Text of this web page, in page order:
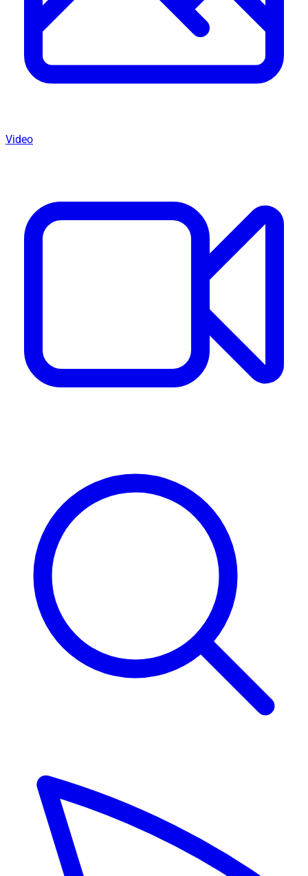
Video